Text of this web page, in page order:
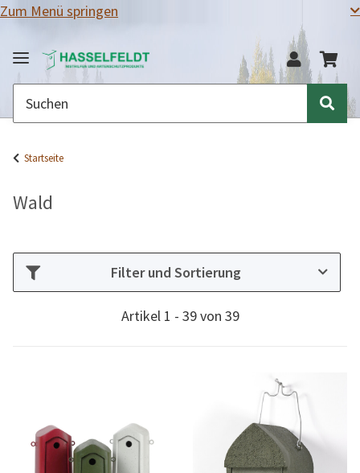
Zum Menü springen
Startseite
Wald
Filter und Sortierung
Artikel 1 - 39 von 39